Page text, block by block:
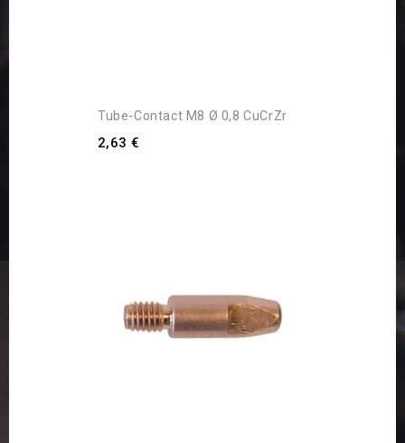
Tube-Contact M8 Ø 0,8 CuCrZr
2,63 €